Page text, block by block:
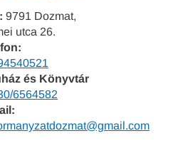
9791 Dozmat,
utca 26.
és Könyvtár
6564582